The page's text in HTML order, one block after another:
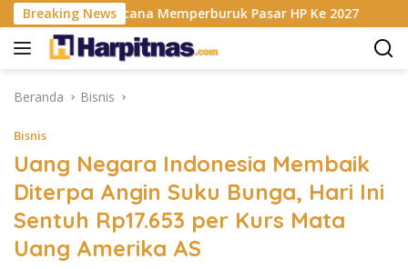
Langsung
ke
konten
Breaking News
RAM Berencana Memperburuk Pasar HP Ke 2027
Beranda Bisnis
Bisnis
Uang Negara Indonesia Membaik
Diterpa Angin Suku Bunga, Hari Ini
Sentuh Rp17.653 per Kurs Mata
Uang Amerika AS